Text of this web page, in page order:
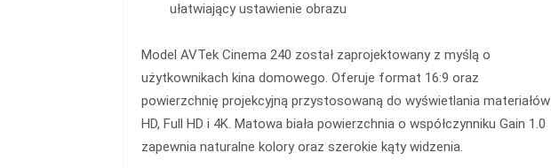
ułatwiający ustawienie obrazu
Model AVTek Cinema 240 został zaprojektowany z myślą o
użytkownikach kina domowego. Oferuje format 16:9 oraz
powierzchnię projekcyjną przystosowaną do wyświetlania materiałów
HD, Full HD i 4K. Matowa biała powierzchnia o współczynniku Gain 1.0
zapewnia naturalne kolory oraz szerokie kąty widzenia.